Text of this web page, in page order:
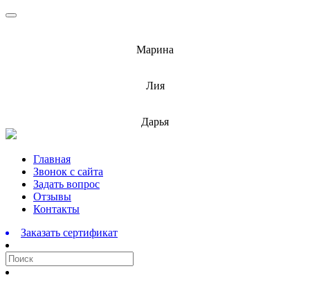
Марина
Лия
Дарья
Перейти
содержимому
Главная
Звонок с сайта
Задать вопрос
Отзывы
Контакты
Заказать сертификат